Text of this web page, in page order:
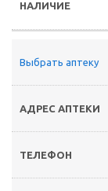
Выбрать аптеку